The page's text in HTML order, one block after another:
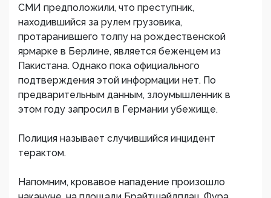
СМИ предположили, что преступник,
находившийся за рулем грузовика,
протаранившего толпу на рождественской
ярмарке в Берлине, является беженцем из
Пакистана. Однако пока официального
подтверждения этой информации нет. По
предварительным данным, злоумышленник в
этом году запросил в Германии убежище.
Полиция называет случившийся инцидент
терактом.
Напомним, кровавое нападение произошло